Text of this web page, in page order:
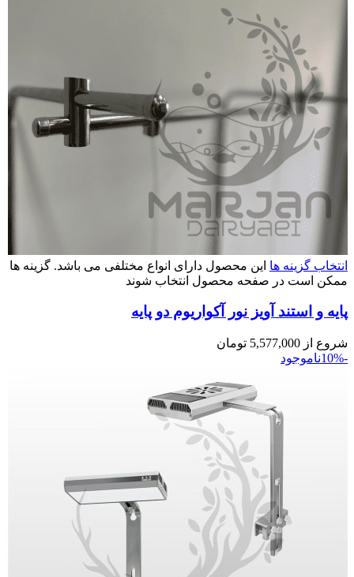
انتخاب گزینه ها این محصول دارای انواع مختلفی می باشد. گزینه ها
ممکن است در صفحه محصول انتخاب شوند
پایه و استند آویز نور آکواریوم دو پایه
شروع از 5,577,000 تومان
-10%
ناموجود